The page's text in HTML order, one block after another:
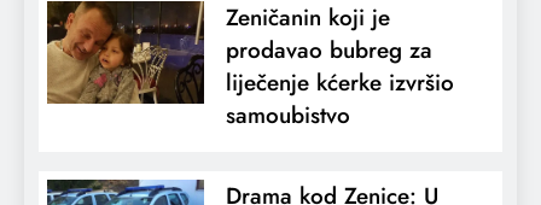
Zeničanin koji je
prodavao bubreg za
liječenje kćerke izvršio
samoubistvo
Drama kod Zenice: U